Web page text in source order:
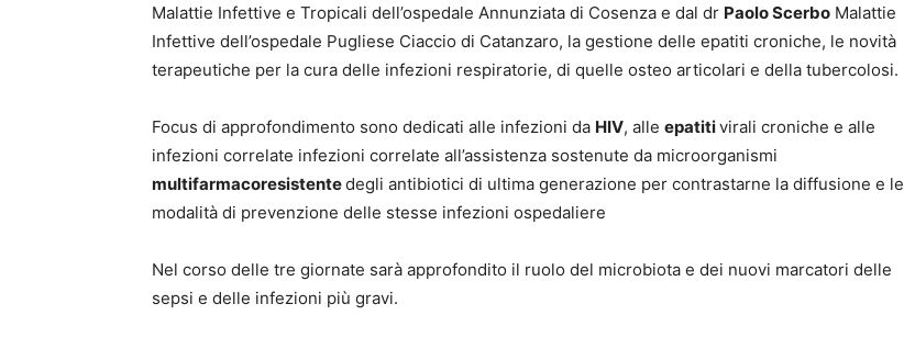
Malattie Infettive e Tropicali dell’ospedale Annunziata di Cosenza e dal dr Paolo Scerbo Malattie
Infettive dell’ospedale Pugliese Ciaccio di Catanzaro, la gestione delle epatiti croniche, le novità
terapeutiche per la cura delle infezioni respiratorie, di quelle osteo articolari e della tubercolosi.
Focus di approfondimento sono dedicati alle infezioni da HIV, alle epatitivirali croniche e alle
infezioni correlate infezioni correlate all’assistenza sostenute da microorganismi
multifarmacoresistentedegli antibiotici di ultima generazione per contrastarne la diffusione e le
modalità di prevenzione delle stesse infezioni ospedaliere
Nel corso delle tre giornate sarà approfondito il ruolo del microbiota e dei nuovi marcatori delle
sepsi e delle infezioni più gravi.